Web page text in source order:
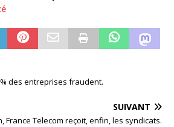
des entreprises fraudent.
SUIVANT
France Telecom reçoit, enfin, les syndicats.